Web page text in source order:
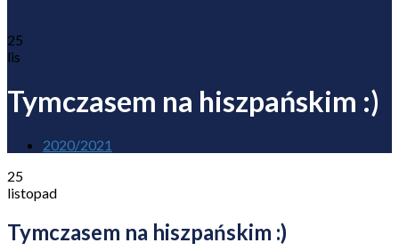
25
lis
Tymczasem na hiszpańskim :)
2020/2021
25
listopad
Tymczasem na hiszpańskim :)